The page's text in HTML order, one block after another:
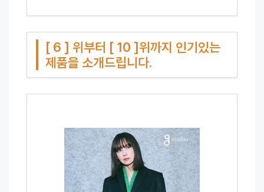
[ 6 ] 위부터 [ 10 ]위까지 인기있는
제품을 소개드립니다.